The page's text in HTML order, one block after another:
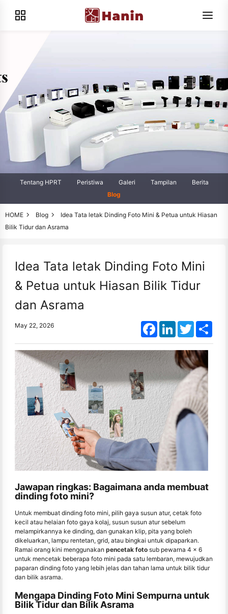
Tentang HPRT Peristiwa Galeri Tampilan
Berita
Blog
HOME Blog
Idea Tata letak Dinding Foto Mini & Petua untuk Hiasan
Bilik Tidur dan Asrama
Idea Tata letak Dinding Foto Mini
& Petua untuk Hiasan Bilik Tidur
dan Asrama
May 22, 2026 FacebookLinkedInTwitter
Jawapan ringkas: Bagaimana anda membuat
dinding foto mini?
Untuk membuat dinding foto mini, pilih gaya susun atur, cetak foto
kecil atau helaian foto gaya kolaj, susun susun atur sebelum
melampirkannya ke dinding, dan gunakan klip, pita yang boleh
dikeluarkan, lampu rentetan, grid, atau bingkai untuk dipaparkan.
Ramai orang kini menggunakan pencetak foto sub pewarna 4 × 6
untuk mencetak beberapa foto mini pada satu lembaran, mewujudkan
paparan dinding foto yang lebih jelas dan tahan lama untuk bilik tidur
dan bilik asrama.
Mengapa Dinding Foto Mini Sempurna untuk
Bilik Tidur dan Bilik Asrama